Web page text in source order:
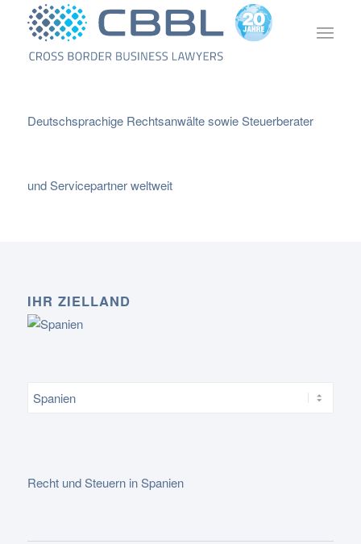
Deutschsprachige Rechtsanwälte sowie Steuerberater
und Servicepartner weltweit
IHR ZIELLAND
Recht und Steuern in Spanien